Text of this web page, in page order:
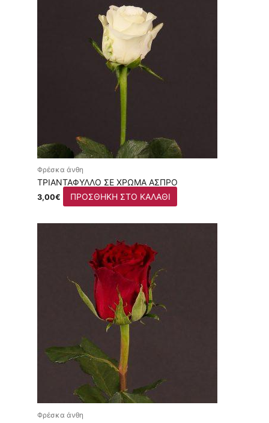
Φρέσκα άνθη
ΤΡΙΑΝΤΆΦΥΛΛΟ ΣΕ ΧΡΏΜΑ ΆΣΠΡΟ
3,00€ ΠΡΟΣΘΉΚΗ ΣΤΟ ΚΑΛΆΘΙ
Φρέσκα άνθη